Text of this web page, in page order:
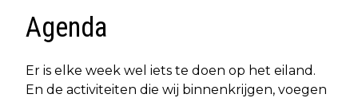
Agenda
Er is elke week wel iets te doen op het eiland.
En de activiteiten die wij binnenkrijgen, voegen